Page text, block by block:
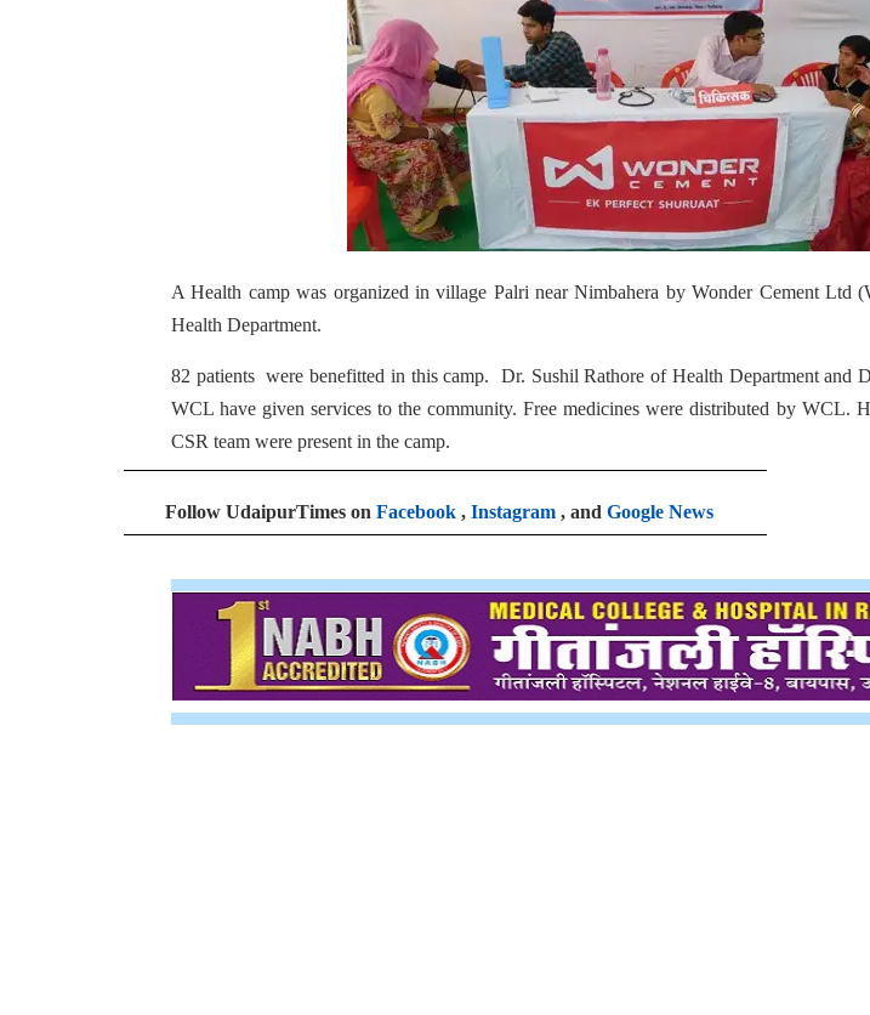
A Health camp was organized in village Palri near Nimbahera by Wonder Cement Ltd
Health Department.
82 patients were benefitted in this camp. Dr. Sushil Rathore of Health Department and
WCL have given services to the community. Free medicines were distributed by
CSR team were present in the camp.
Follow UdaipurTimes on Facebook , Instagram , and Google News